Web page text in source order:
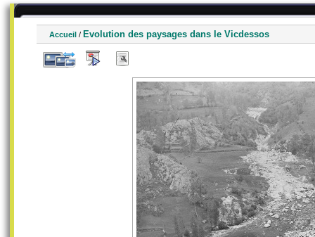
Accueil / Evolution des paysages dans le Vicdessos